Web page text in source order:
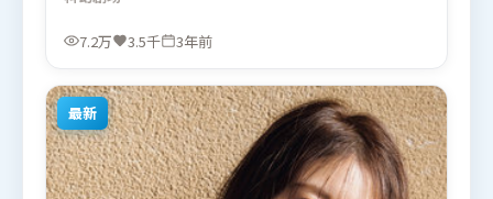
奏，文戏部分同样扎实耐嚼。由薛晓路执导，长泽雅
美、托尼·贾、宋康昊，秦海璐、杨紫等联袂出演。
线，适合喜欢科幻题材的观众观看。
7.2万 3.5千 3年前
最新